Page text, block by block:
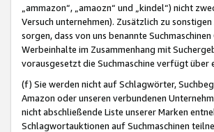
„ammazon“, „amaozn“ und „kindel“) nicht
Versuch unternehmen). Zusätzlich zu
sorgen, dass von uns benannte
Werbeinhalte im Zusammenhang mit
vorausgesetzt die Suchmaschine verfügt über
(f) Sie werden nicht auf Schlagwörter,
Amazon oder unseren verbundenen
nicht abschließende Liste unserer Marken
Schlagwortauktionen auf Suchmaschinen